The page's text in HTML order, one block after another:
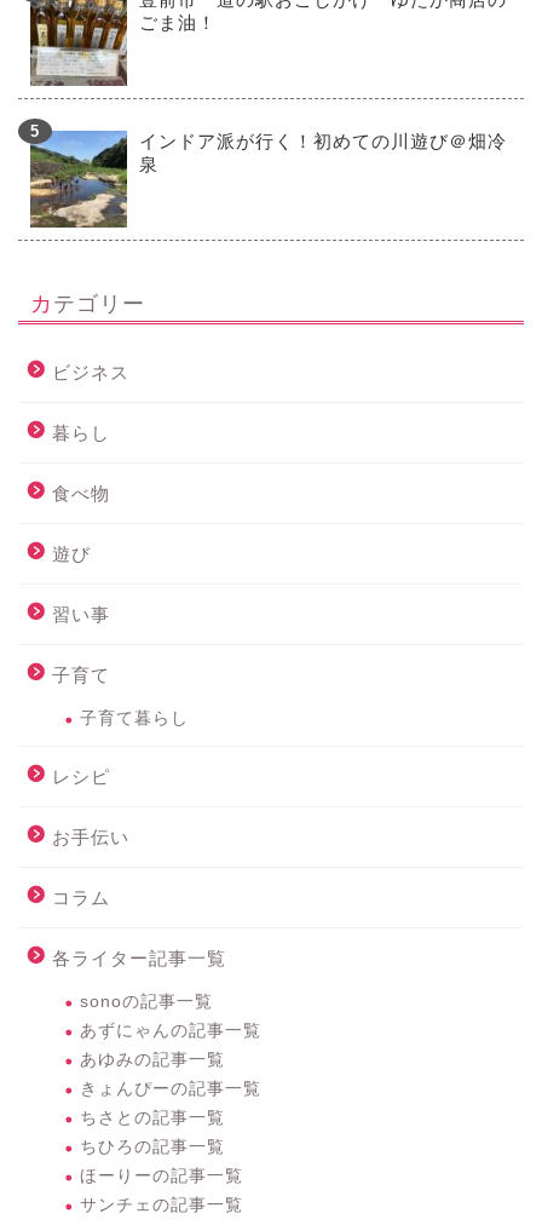
ごま油！
インドア派が行く！初めての川遊び＠畑冷
泉
カテゴリー
ビジネス
暮らし
食べ物
遊び
習い事
子育て
子育て暮らし
レシピ
お手伝い
コラム
各ライター記事一覧
sonoの記事一覧
あずにゃんの記事一覧
あゆみの記事一覧
きょんぴーの記事一覧
ちさとの記事一覧
ちひろの記事一覧
ほーりーの記事一覧
サンチェの記事一覧